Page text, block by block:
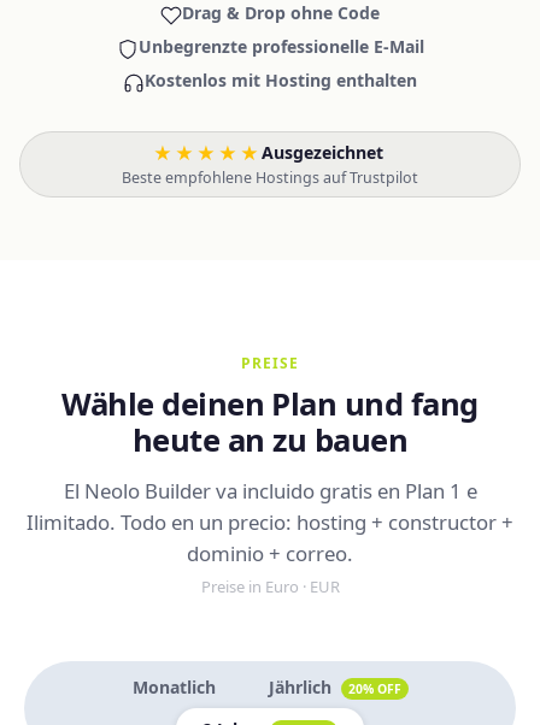
Drag & Drop ohne Code
Unbegrenzte professionelle E-Mail
Kostenlos mit Hosting enthalten
★★★★★ Ausgezeichnet
Beste empfohlene Hostings auf Trustpilot
PREISE
Wähle deinen Plan und fang
heute an zu bauen
El Neolo Builder va incluido gratis en Plan 1 e
Ilimitado. Todo en un precio: hosting + constructor +
dominio + correo.
Preise in Euro · EUR
Monatlich Jährlich 20% OFF